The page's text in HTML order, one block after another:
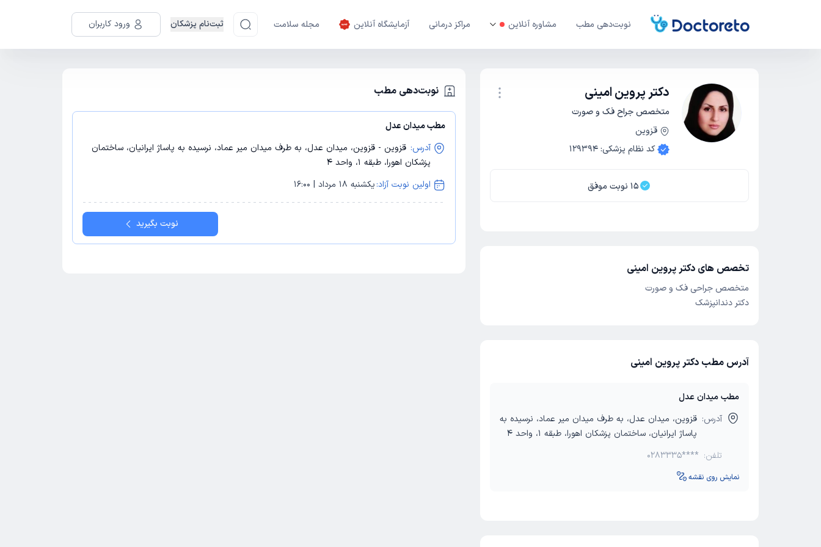
نوبت‌دهی مطب مشاوره آنلاین مراکز درمانی آزمایشگاه آنلاین مجله سلامت ثبت‌نام پزشکان ورود کاربران
دکتر پروین امینی
متخصص جراح فک و صورت
قزوین
کد نظام پزشکی:
129394
15 نوبت موفق
نوبت‌دهی مطب
مطب میدان عدل
آدرس: قزوین - قزوین، میدان عدل،‌ به طرف میدان میر عماد،‌ نرسیده به پاساژ ایرانیان، ساختمان
پزشکان اهورا، طبقه 1، واحد 4
اولین نوبت آزاد:یکشنبه 18 مرداد | 16:00
نوبت بگیرید
تخصص های دکتر پروین امینی
متخصص جراحی فک و صورت
دکتر دندانپزشک
آدرس مطب دکتر پروین امینی
مطب میدان عدل
آدرس: قزوین، میدان عدل،‌ به طرف میدان میر عماد،‌ نرسیده به
پاساژ ایرانیان، ساختمان پزشکان اهورا، طبقه 1، واحد 4
تلفن: 0283335****
نمایش روی نقشه